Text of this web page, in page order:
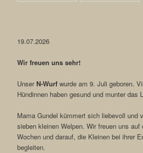
19.07.2026
Wir freuen uns sehr!
Unser N-Wurf wurde am9. Juli geboren.
Hündinnen haben gesund und munter das
Mama Gundel kümmert sich liebevoll und
sieben kleinen Welpen. Wir freuen uns auf
Wochen und darauf, die Kleinen bei ihrer
begleiten.